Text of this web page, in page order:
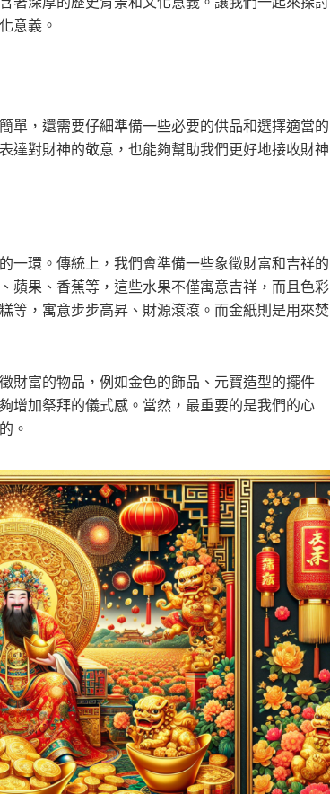
意義。
單，還需要仔細準備一些必要的供品和選擇適當的
達對財神的敬意，也能夠幫助我們更好地接收財神
一環。傳統上，我們會準備一些象徵財富和吉祥的
蘋果、香蕉等，這些水果不僅寓意吉祥，而且色彩
等，寓意步步高昇、財源滾滾。而金紙則是用來焚
財富的物品，例如金色的飾品、元寶造型的擺件
增加祭拜的儀式感。當然，最重要的是我們的心
。